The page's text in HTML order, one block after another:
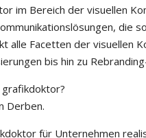
im Bereich der visuellen
die
alle Facetten der visuellen
bis hin zu
Derben.
für Unternehmen